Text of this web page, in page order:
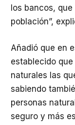
los bancos,
población”,
Añadió que en
establecido
naturales las
sabiendo
personas
seguro y más